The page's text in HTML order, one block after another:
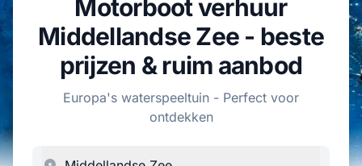
NL € EUR
Español
Français
Polski
Motorboot verhuur
Middellandse Zee - beste
prijzen & ruim aanbod
Europa's waterspeeltuin - Perfect voor
ontdekken